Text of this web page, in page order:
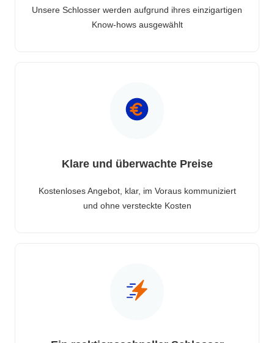
Unsere Schlosser werden aufgrund ihres einzigartigen
Know-hows ausgewählt
Klare und überwachte Preise
Kostenloses Angebot, klar, im Voraus kommuniziert
und ohne versteckte Kosten